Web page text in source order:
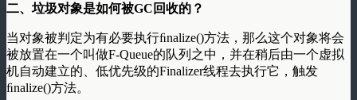
二、垃圾对象是如何被GC回收的？
当对象被判定为有必要执行ﬁnalize()方法，那么这个对象将会
被放置在一个叫做F-Queue的队列之中，并在稍后由一个虚拟
机自动建立的、低优先级的Finalizer线程去执行它，触发
ﬁnalize()方法。